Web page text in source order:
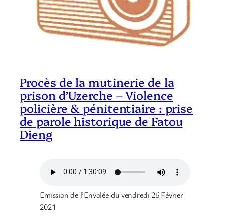
Procès de la mutinerie de la
prison d’Uzerche – Violence
policière & pénitentiaire : prise
de parole historique de Fatou
Dieng
Emission de l’Envolée du vendredi 26 Février
2021